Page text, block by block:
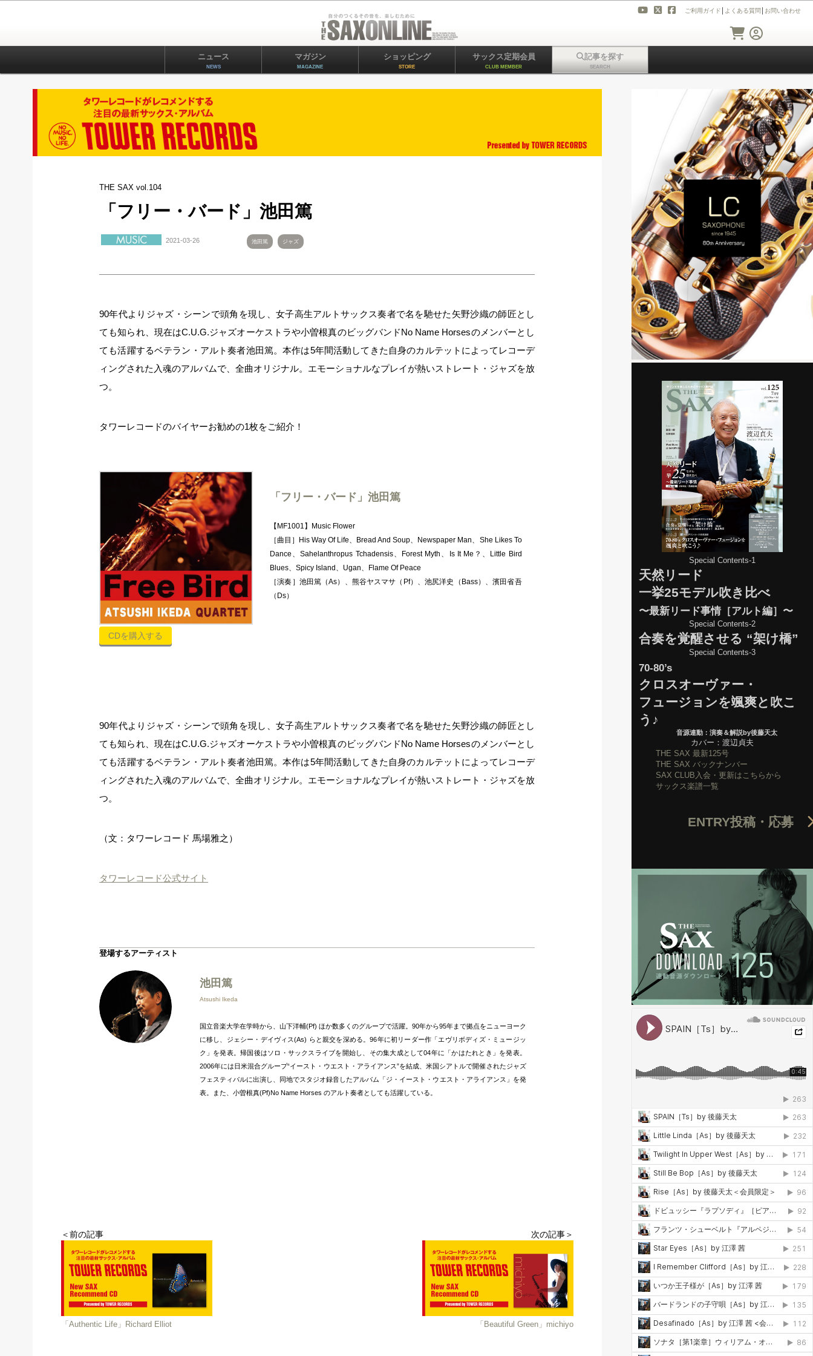
ご利用ガイド よくある質問 お問い合わせ
ニュース
NEWS
マガジン
MAGAZINE
ショッピング
STORE
サックス定期会員
CLUB MEMBER
記事を探す
SEARCH
THE SAX vol.104
「フリー・バード」池田篤
2021-03-26 池田篤 ジャズ
90年代よりジャズ・シーンで頭角を現し、女子高生アルトサックス奏者で名を馳せた矢野沙織の師匠とし
ても知られ、現在はC.U.G.ジャズオーケストラや小曽根真のビッグバンドNo Name Horsesのメンバーとし
ても活躍するベテラン・アルト奏者池田篤。本作は5年間活動してきた自身のカルテットによってレコーデ
ィングされた入魂のアルバムで、全曲オリジナル。エモーショナルなプレイが熱いストレート・ジャズを放
つ。
タワーレコードのバイヤーお勧めの1枚をご紹介！
CDを購入する
「フリー・バード」池田篤
【MF1001】Music Flower
［曲目］His Way Of Life、Bread And Soup、Newspaper Man、She Likes To
Dance、Sahelanthropus Tchadensis、Forest Myth、Is It Me？、Little Bird
Blues、Spicy Island、Ugan、Flame Of Peace
［演奏］池田篤（As）、熊谷ヤスマサ（Pf）、池尻洋史（Bass）、濱田省吾
（Ds）
90年代よりジャズ・シーンで頭角を現し、女子高生アルトサックス奏者で名を馳せた矢野沙織の師匠とし
ても知られ、現在はC.U.G.ジャズオーケストラや小曽根真のビッグバンドNo Name Horsesのメンバーとし
ても活躍するベテラン・アルト奏者池田篤。本作は5年間活動してきた自身のカルテットによってレコーデ
ィングされた入魂のアルバムで、全曲オリジナル。エモーショナルなプレイが熱いストレート・ジャズを放
つ。
（文：タワーレコード 馬場雅之）
タワーレコード公式サイト
登場するアーティスト
池田篤
Atsushi Ikeda
国立音楽大学在学時から、山下洋輔(Pf) ほか数多くのグループで活躍。90年から95年まで拠点をニューヨーク
に移し、ジェシー・デイヴィス(As) らと親交を深める。96年に初リーダー作「エヴリボディズ・ミュージッ
ク」を発表。帰国後はソロ・サックスライブを開始し、その集大成として04年に「かはたれとき」を発表。
2006年には日米混合グループ“イースト・ウエスト・アライアンス”を結成、米国シアトルで開催されたジャズ
フェスティバルに出演し、同地でスタジオ録音したアルバム「ジ・イースト・ウエスト・アライアンス」を発
表。また、小曽根真(Pf)No Name Horses のアルト奏者としても活躍している。
＜前の記事
「Authentic Life」Richard Elliot
次の記事＞
「Beautiful Green」michiyo
Special Contents-1
天然リード
一挙25モデル吹き比べ
〜最新リード事情［アルト編］〜
Special Contents-2
合奏を覚醒させる “架け橋”
Special Contents-3
70-80’s
クロスオーヴァー・
フュージョンを颯爽と吹こ
う♪
音源連動：演奏＆解説by後藤天太
カバー：渡辺貞夫
THE SAX 最新125号
THE SAX バックナンバー
SAX CLUB入会・更新はこちらから
サックス楽譜一覧
ENTRY投稿・応募